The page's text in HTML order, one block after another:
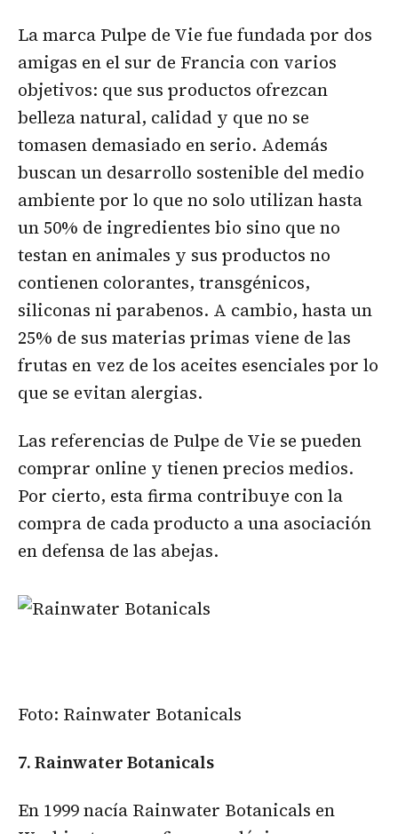
La marca Pulpe de Vie fue fundada por dos
amigas en el sur de Francia con varios
objetivos: que sus productos ofrezcan
belleza natural, calidad y que no se
tomasen demasiado en serio. Además
buscan un desarrollo sostenible del medio
ambiente por lo que no solo utilizan hasta
un 50% de ingredientes bio sino que no
testan en animales y sus productos no
contienen colorantes, transgénicos,
siliconas ni parabenos. A cambio, hasta un
25% de sus materias primas viene de las
frutas en vez de los aceites esenciales por lo
que se evitan alergias.
Las referencias de Pulpe de Vie se pueden
comprar online y tienen precios medios.
Por cierto, esta firma contribuye con la
compra de cada producto a una asociación
en defensa de las abejas.
Foto: Rainwater Botanicals
7. Rainwater Botanicals
En 1999 nacía Rainwater Botanicals en